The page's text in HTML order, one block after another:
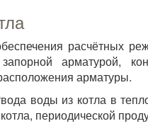
расчётных
арматурой,
арматуры.
воды из котла в
периодической